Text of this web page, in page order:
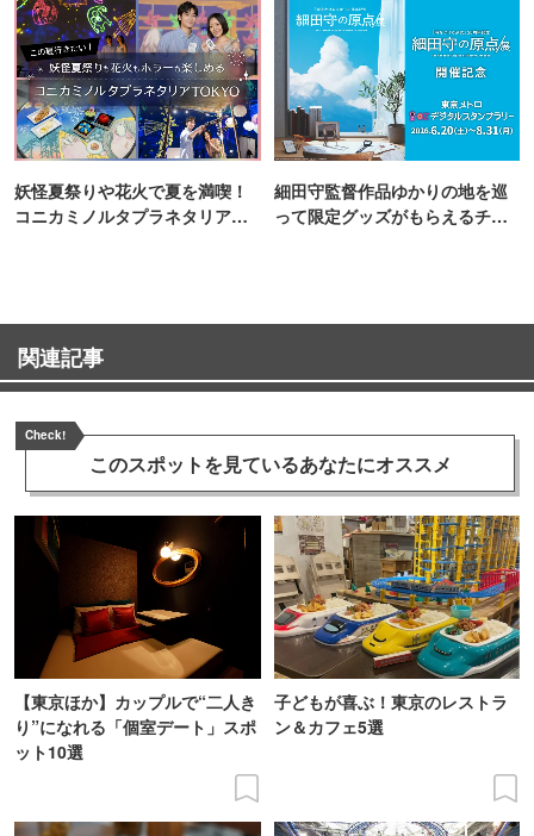
妖怪夏祭りや花火で夏を満喫！
コニカミノルタプラネタリア
細田守監督作品ゆかりの地を巡
って限定グッズがもらえるチャ
関連記事
Check!
このスポットを見ているあなたにオススメ
【東京ほか】カップルで“二人き
り”になれる「個室デート」スポ
ット10選
子どもが喜ぶ！東京のレストラ
ン＆カフェ5選